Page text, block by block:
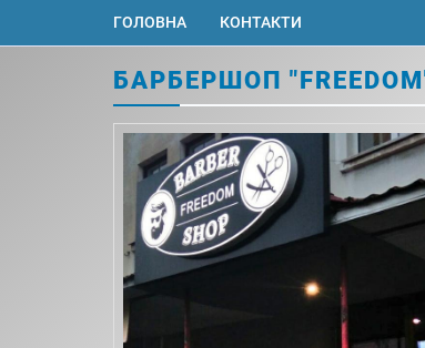
ГОЛОВНА КОНТАКТИ
БАРБЕРШОП